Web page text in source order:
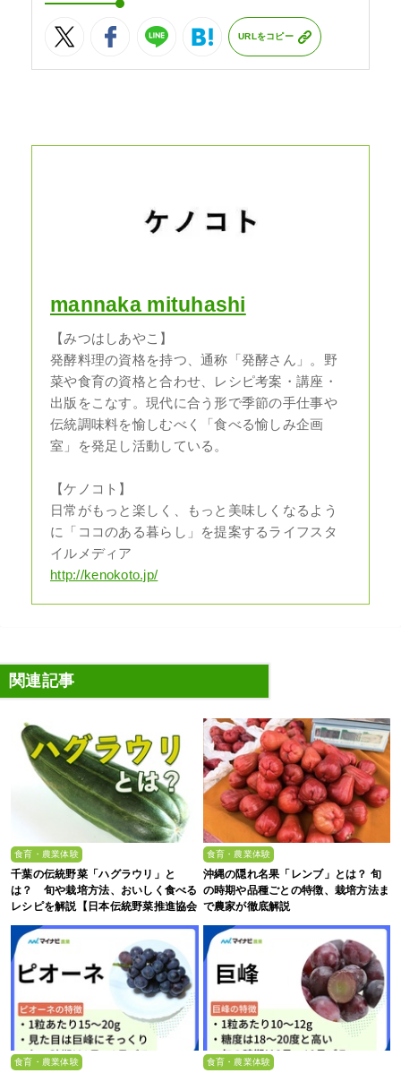
URLをコピー
mannaka mituhashi
【みつはしあやこ】
発酵料理の資格を持つ、通称「発酵さん」。野
菜や食育の資格と合わせ、レシピ考案・講座・
出版をこなす。現代に合う形で季節の手仕事や
伝統調味料を愉しむべく「食べる愉しみ企画
室」を発足し活動している。
【ケノコト】
日常がもっと楽しく、もっと美味しくなるよう
に「ココのある暮らし」を提案するライフスタ
イルメディア
http://kenokoto.jp/
関連記事
食育・農業体験
千葉の伝統野菜「ハグラウリ」と
は？ 旬や栽培方法、おいしく食べる
レシピを解説【日本伝統野菜推進協会
監修】
食育・農業体験
沖縄の隠れ名果「レンブ」とは？ 旬
の時期や品種ごとの特徴、栽培方法ま
で農家が徹底解説
食育・農業体験 食育・農業体験